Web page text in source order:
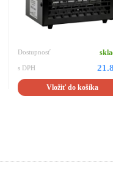
Dostupnosť
s DPH
Vložiť do košíka